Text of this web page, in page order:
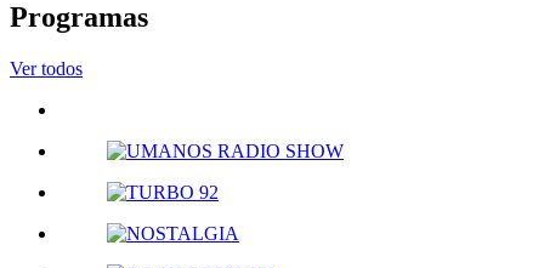
Programas
Ver todos